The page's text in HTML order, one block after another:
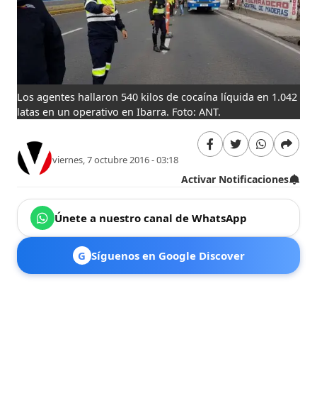
Los agentes hallaron 540 kilos de cocaína líquida en 1.042
latas en un operativo en Ibarra. Foto: ANT.
viernes, 7 octubre 2016 - 03:18
Activar Notificaciones
Únete a nuestro canal de WhatsApp
G Síguenos en Google Discover